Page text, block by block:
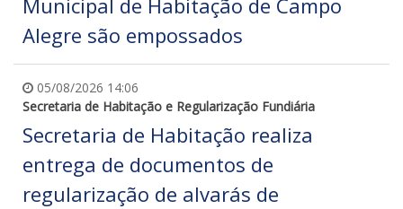
Municipal de Habitação de Campo
Alegre são empossados
05/08/2026 14:06
Secretaria de Habitação e Regularização Fundiária
Secretaria de Habitação realiza
entrega de documentos de
regularização de alvarás de